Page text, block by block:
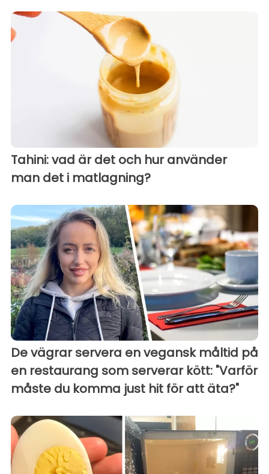
Tahini: vad är det och hur använder
man det i matlagning?
De vägrar servera en vegansk måltid på
en restaurang som serverar kött: "Varför
måste du komma just hit för att äta?"